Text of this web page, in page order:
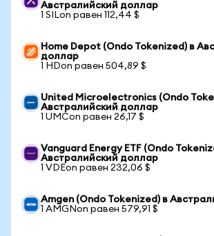
Австралийский доллар
1 SILon равен 112,44 $
Home Depot (Ondo Tokenized) в
доллар
1 HDon равен 504,89 $
United Microelectronics (Ondo
Австралийский доллар
1 UMCon равен 26,17 $
Vanguard Energy ETF (Ondo
Австралийский доллар
1 VDEon равен 232,06 $
Amgen (Ondo Tokenized) в
1 AMGNon равен 579,91 $